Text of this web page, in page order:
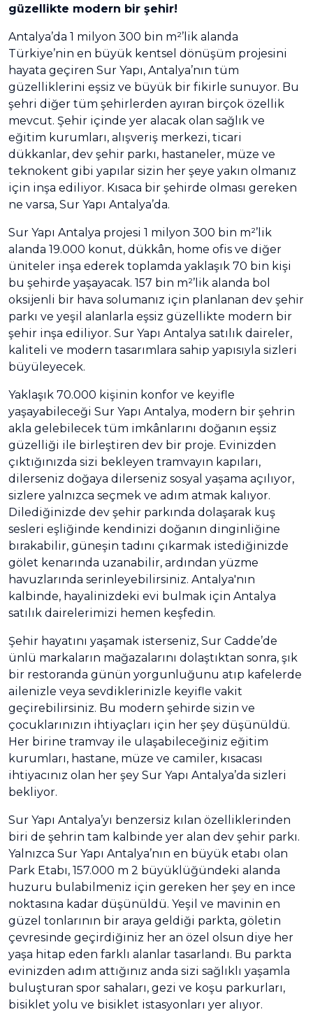
güzellikte modern bir şehir!
Antalya’da 1 milyon 300 bin m²’lik alanda
Türkiye’nin en büyük kentsel dönüşüm projesini
hayata geçiren Sur Yapı, Antalya’nın tüm
güzelliklerini eşsiz ve büyük bir fikirle sunuyor. Bu
şehri diğer tüm şehirlerden ayıran birçok özellik
mevcut. Şehir içinde yer alacak olan sağlık ve
eğitim kurumları, alışveriş merkezi, ticari
dükkanlar, dev şehir parkı, hastaneler, müze ve
teknokent gibi yapılar sizin her şeye yakın olmanız
için inşa ediliyor. Kısaca bir şehirde olması gereken
ne varsa, Sur Yapı Antalya’da.
Sur Yapı Antalya projesi 1 milyon 300 bin m²’lik
alanda 19.000 konut, dükkân, home ofis ve diğer
üniteler inşa ederek toplamda yaklaşık 70 bin kişi
bu şehirde yaşayacak. 157 bin m²’lik alanda bol
oksijenli bir hava solumanız için planlanan dev şehir
parkı ve yeşil alanlarla eşsiz güzellikte modern bir
şehir inşa ediliyor. Sur Yapı Antalya satılık daireler,
kaliteli ve modern tasarımlara sahip yapısıyla sizleri
büyüleyecek.
Yaklaşık 70.000 kişinin konfor ve keyifle
yaşayabileceği Sur Yapı Antalya, modern bir şehrin
akla gelebilecek tüm imkânlarını doğanın eşsiz
güzelliği ile birleştiren dev bir proje. Evinizden
çıktığınızda sizi bekleyen tramvayın kapıları,
dilerseniz doğaya dilerseniz sosyal yaşama açılıyor,
sizlere yalnızca seçmek ve adım atmak kalıyor.
Dilediğinizde dev şehir parkında dolaşarak kuş
sesleri eşliğinde kendinizi doğanın dinginliğine
bırakabilir, güneşin tadını çıkarmak istediğinizde
gölet kenarında uzanabilir, ardından yüzme
havuzlarında serinleyebilirsiniz. Antalya'nın
kalbinde, hayalinizdeki evi bulmak için Antalya
satılık dairelerimizi hemen keşfedin.
Şehir hayatını yaşamak isterseniz, Sur Cadde’de
ünlü markaların mağazalarını dolaştıktan sonra, şık
bir restoranda günün yorgunluğunu atıp kafelerde
ailenizle veya sevdiklerinizle keyifle vakit
geçirebilirsiniz. Bu modern şehirde sizin ve
çocuklarınızın ihtiyaçları için her şey düşünüldü.
Her birine tramvay ile ulaşabileceğiniz eğitim
kurumları, hastane, müze ve camiler, kısacası
ihtiyacınız olan her şey Sur Yapı Antalya’da sizleri
bekliyor.
Sur Yapı Antalya’yı benzersiz kılan özelliklerinden
biri de şehrin tam kalbinde yer alan dev şehir parkı.
Yalnızca Sur Yapı Antalya’nın en büyük etabı olan
Park Etabı, 157.000 m 2 büyüklüğündeki alanda
huzuru bulabilmeniz için gereken her şey en ince
noktasına kadar düşünüldü. Yeşil ve mavinin en
güzel tonlarının bir araya geldiği parkta, göletin
çevresinde geçirdiğiniz her an özel olsun diye her
yaşa hitap eden farklı alanlar tasarlandı. Bu parkta
evinizden adım attığınız anda sizi sağlıklı yaşamla
buluşturan spor sahaları, gezi ve koşu parkurları,
bisiklet yolu ve bisiklet istasyonları yer alıyor.